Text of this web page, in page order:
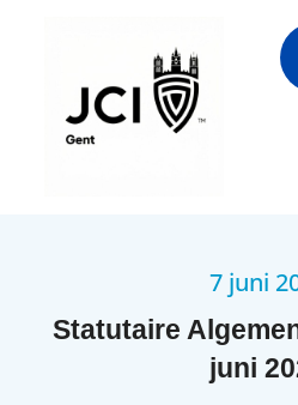
7 juni
Statutaire
juni